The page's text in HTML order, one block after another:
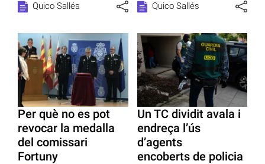
Quico Sallés Quico Sallés
Per què no es pot
revocar la medalla
del comissari
Fortuny
Un TC dividit avala i
endreça l’ús
d’agents
encoberts de policia